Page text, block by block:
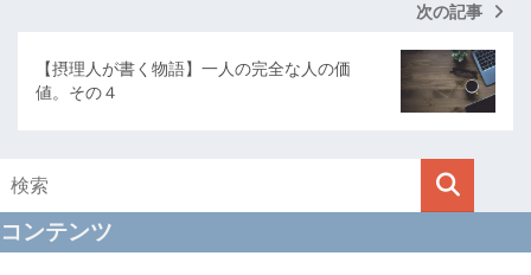
次の記事
【摂理人が書く物語】一人の完全な人の価
値。その４
コンテンツ